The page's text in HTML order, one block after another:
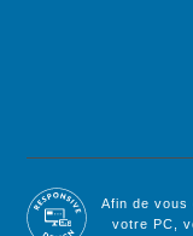
Afin de vous
votre PC,